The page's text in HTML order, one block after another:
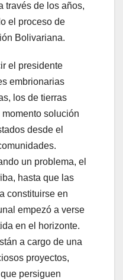
través de los años,
el proceso de
Bolivariana.
el presidente
embrionarias
los de tierras
solución
desde el
un problema, el
hasta que las
constituirse en
empezó a verse
en el horizonte.
a cargo de una
proyectos,
persiguen